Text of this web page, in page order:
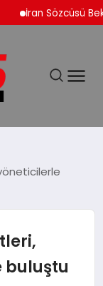
Sözcüsü Bekayi
buluştu